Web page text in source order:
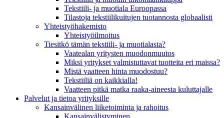
Tekstiili- ja muotiala Euroopassa
Tilastoja tekstiilikuitujen tuotannosta globaalisti
Yhteistyö­hakemisto
Yhteistyöilmoitus
Tiesitkö tämän tekstiili- ja muotialasta?
Vaatealan yritysten muodonmuutos
Miksi yritykset valmistuttavat tuotteita eri maissa?
Mistä vaatteen hinta muodostuu?
Tekstiiliä on kaikkialla!
Vaatteen pitkä matka raaka-aineesta kuluttajalle
Palvelut ja tietoa yrityksille
Kansainvälinen liiketoiminta ja rahoitus
Kansain­välistyminen